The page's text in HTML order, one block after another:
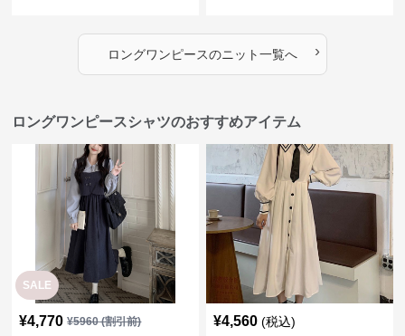
ロングワンピースのニット一覧へ ›
ロングワンピースシャツのおすすめアイテム
SALE
¥4,770 ¥5960(割引前) ¥4,560 (税込)